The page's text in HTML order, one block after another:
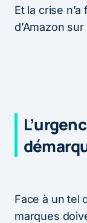
Et la crise
d’Amazon
Face à un tel
marques